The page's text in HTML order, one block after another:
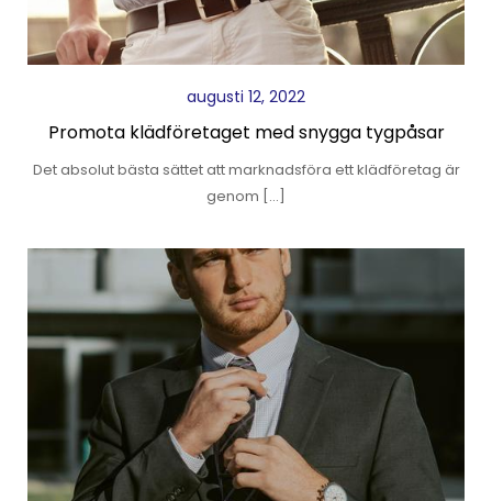
augusti 12, 2022
Promota klädföretaget med snygga tygpåsar
Det absolut bästa sättet att marknadsföra ett klädföretag är
genom […]